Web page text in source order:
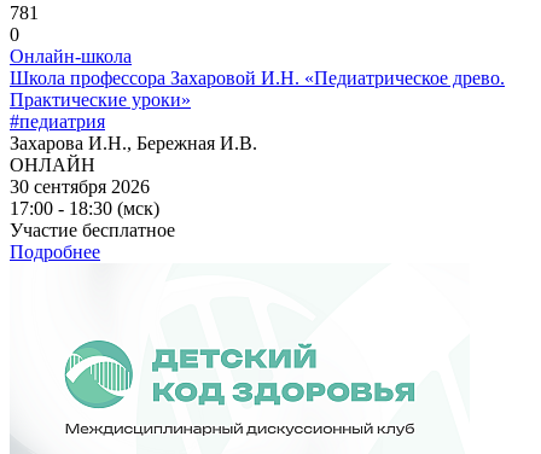
781
0
Онлайн-школа
Школа профессора Захаровой И.Н. «Педиатрическое древо.
Практические уроки»
#педиатрия
Захарова И.Н., Бережная И.В.
ОНЛАЙН
30 сентября 2026
17:00 - 18:30 (мск)
Участие бесплатное
Подробнее